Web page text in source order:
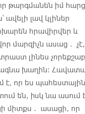
թարգմանեն իմ
ավելի լավ կլիներ
հրավիրվեր և
մարզիչն ասաց․ չէ,
լինես
խաղին։
է, որ ես պահեստային
են, իսկ նա ասում
միտքս․ ասացի, որ